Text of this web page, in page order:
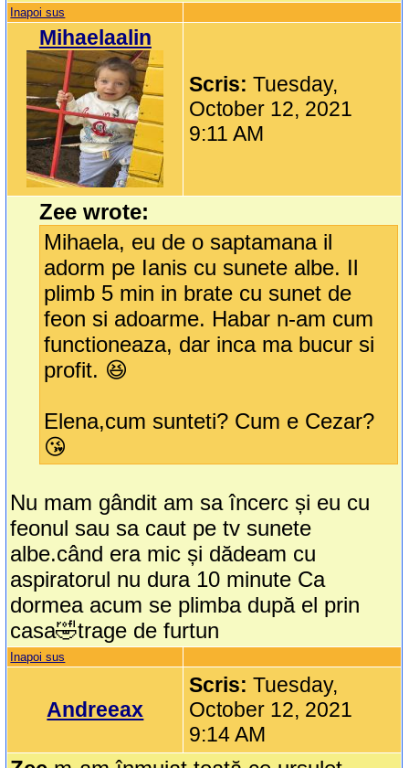
Inapoi sus
Mihaelaalin
Scris:Tuesday,
October 12, 2021
9:11 AM
Zee wrote:
Mihaela, eu de o saptamana il
adorm pe Ianis cu sunete albe. Il
plimb 5 min in brate cu sunet de
feon si adoarme. Habar n-am cum
functioneaza, dar inca ma bucur si
profit. 😆
Elena,cum sunteti? Cum e Cezar?
😘
Nu mam gândit am sa încerc și eu cu
feonul sau sa caut pe tv sunete
albe.când era mic și dădeam cu
aspiratorul nu dura 10 minute Ca
dormea acum se plimba după el prin
casa🤣trage de furtun
Inapoi sus
Andreeax
Scris:Tuesday,
October 12, 2021
9:14 AM